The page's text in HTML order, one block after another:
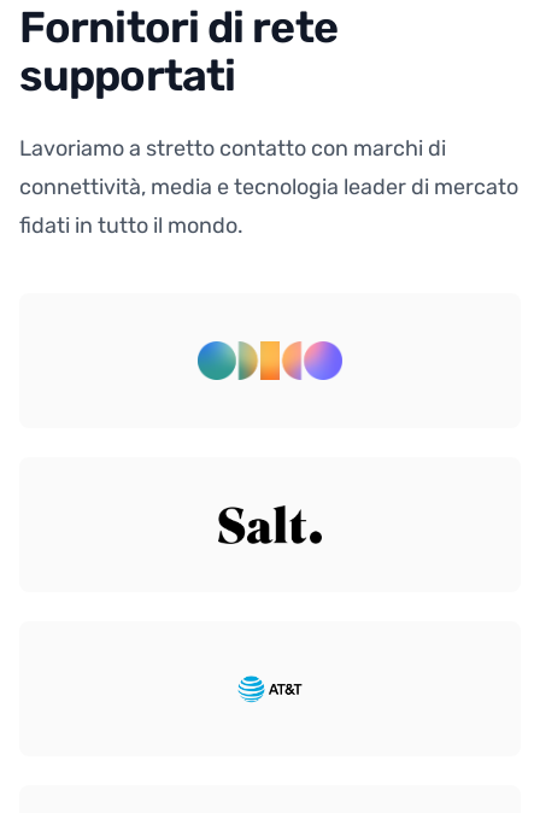
Fornitori di rete
supportati
Lavoriamo a stretto contatto con marchi di
connettività, media e tecnologia leader di mercato
fidati in tutto il mondo.